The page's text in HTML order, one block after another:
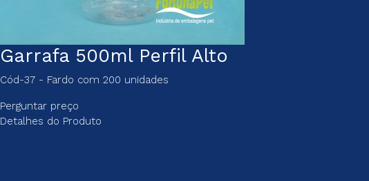
Garrafa 500ml Perfil Alto
Cód-37 - Fardo com 200 unidades
Perguntar preço
Detalhes do Produto